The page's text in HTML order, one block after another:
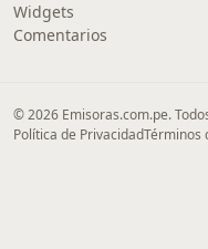
Widgets
Comentarios
© 2026 Emisoras.com.pe.
Política de PrivacidadTérminos